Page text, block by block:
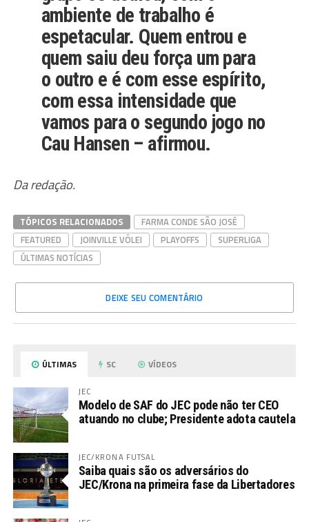
ambiente de trabalho é
espetacular. Quem entrou e
quem saiu deu força um para
o outro e é com esse espírito,
com essa intensidade que
vamos para o segundo jogo no
Cau Hansen – afirmou.
Da redação.
TÓPICOS RELACIONADOS
FARMA CONDE SÃO JOSÉ
FEATURED
JOINVILLE VÔLEI PLAYOFFS
SUPERLIGA
ÚLTIMAS NOTÍCIAS
DEIXE SEU COMENTÁRIO
ÚLTIMAS SC VÍDEOS
JEC
Modelo de SAF do JEC pode não ter CEO
atuando no clube; Presidente adota cautela
JEC/KRONA FUTSAL
Saiba quais são os adversários do
JEC/Krona na primeira fase da Libertadores